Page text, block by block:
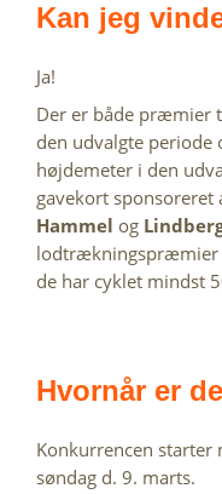
Kan jeg
Ja!
Der er både præmier
den udvalgte periode
højdemeter i den
gavekort sponsoreret
Hammel og
lodtrækningspræmier
de har cyklet mindst
Hvornår er
Konkurrencen starter
søndag d. 9. marts.